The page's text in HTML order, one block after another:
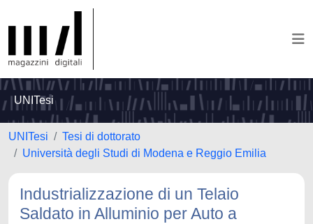
UNITesi
UNITesi
Tesi di dottorato
Università degli Studi di Modena e Reggio Emilia
Industrializzazione di un Telaio
Saldato in Alluminio per Auto a